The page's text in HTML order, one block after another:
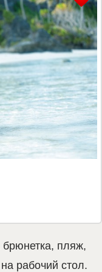
брюнетка, пляж,
на рабочий стол.